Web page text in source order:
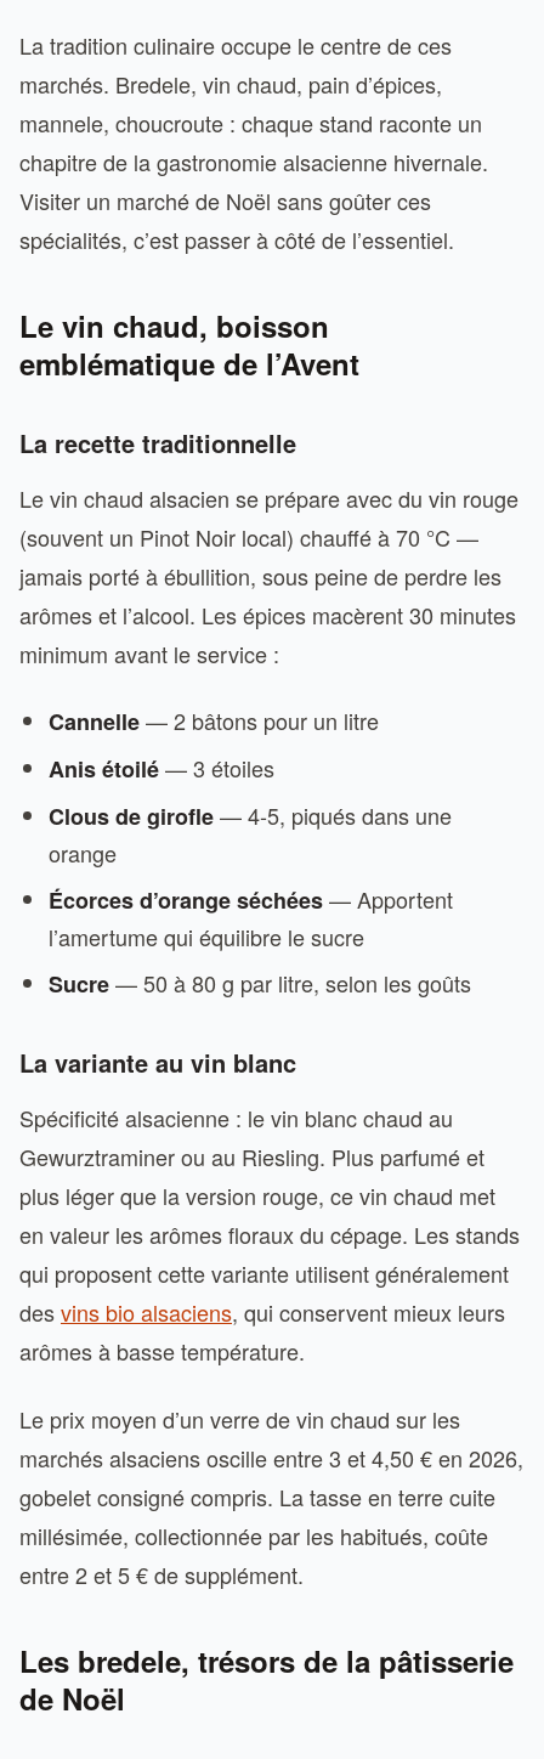
La tradition culinaire occupe le centre de ces
marchés. Bredele, vin chaud, pain d’épices,
mannele, choucroute : chaque stand raconte un
chapitre de la gastronomie alsacienne hivernale.
Visiter un marché de Noël sans goûter ces
spécialités, c’est passer à côté de l’essentiel.
Le vin chaud, boisson
emblématique de l’Avent
La recette traditionnelle
Le vin chaud alsacien se prépare avec du vin rouge
(souvent un Pinot Noir local) chauffé à 70 °C —
jamais porté à ébullition, sous peine de perdre les
arômes et l’alcool. Les épices macèrent 30 minutes
minimum avant le service :
Cannelle— 2 bâtons pour un litre
Anis étoilé— 3 étoiles
Clous de girofle— 4-5, piqués dans une
orange
Écorces d’orange séchées— Apportent
l’amertume qui équilibre le sucre
Sucre— 50 à 80 g par litre, selon les goûts
La variante au vin blanc
Spécificité alsacienne : le vin blanc chaud au
Gewurztraminer ou au Riesling. Plus parfumé et
plus léger que la version rouge, ce vin chaud met
en valeur les arômes floraux du cépage. Les stands
qui proposent cette variante utilisent généralement
desvins bio alsaciens, qui conservent mieux leurs
arômes à basse température.
Le prix moyen d’un verre de vin chaud sur les
marchés alsaciens oscille entre 3 et 4,50 € en 2026,
gobelet consigné compris. La tasse en terre cuite
millésimée, collectionnée par les habitués, coûte
entre 2 et 5 € de supplément.
Les bredele, trésors de la pâtisserie
de Noël